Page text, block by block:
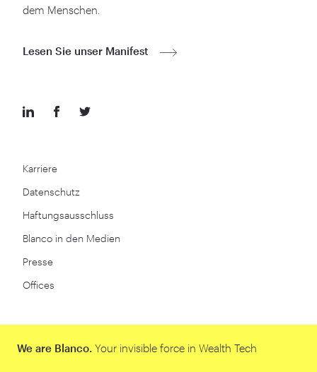
Karriere
Datenschutz
Haftungsausschluss
Blanco in den Medien
Presse
Offices
dem Menschen.
Lesen Sie unser Manifest
We are Blanco. Your invisible force in Wealth Tech